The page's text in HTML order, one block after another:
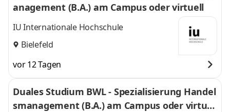
anagement (B.A.) am Campus oder virtuell
IU Internationale Hochschule
Bielefeld
vor 12 Tagen
Duales Studium BWL - Spezialisierung Handel
smanagement (B.A.) am Campus oder virtuel